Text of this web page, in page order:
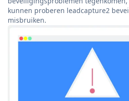
kunnen proberen leadcapture2
misbruiken.